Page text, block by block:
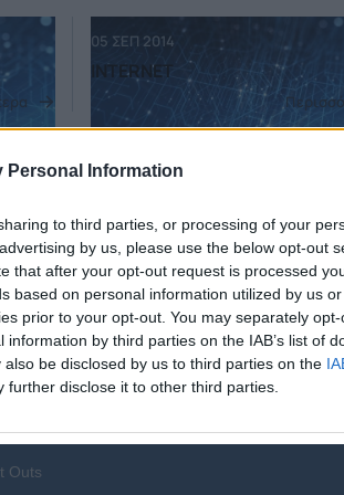
Personal Information
to third parties, or processing of your
by us, please use the below opt-out
that after your opt-out request is processed
based on personal information utilized by us
prior to your opt-out. You may separately
by third parties on the IAB’s list of
be disclosed by us to third parties on the
further disclose it to other third parties.
Outs
05 ΣΕΠ 2014
INTERNET
05 ΣΕΠ 2014
05 ΣΕΠ 2014
ΣΤΑΥΡΟΣ ΔΗΜΑΣ